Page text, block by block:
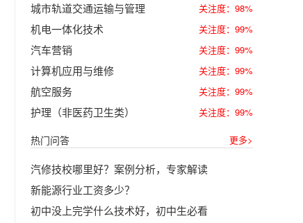
城市轨道交通运输与管理 关注度：98%
机电一体化技术 关注度：99%
汽车营销 关注度：99%
计算机应用与维修 关注度：99%
航空服务 关注度：99%
护理（非医药卫生类） 关注度：99%
热门问答 更多>
汽修技校哪里好？案例分析，专家解读
新能源行业工资多少？
初中没上完学什么技术好，初中生必看